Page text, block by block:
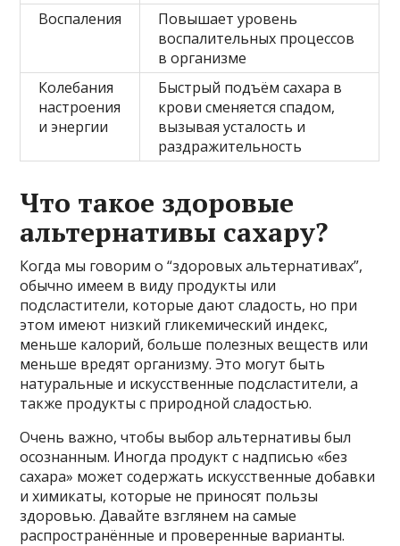
Воспаления
Повышает уровень
воспалительных процессов
в организме
Колебания
настроения
и энергии
Быстрый подъём сахара в
крови сменяется спадом,
вызывая усталость и
раздражительность
Что такое здоровые
альтернативы сахару?
Когда мы говорим о “здоровых альтернативах”,
обычно имеем в виду продукты или
подсластители, которые дают сладость, но при
этом имеют низкий гликемический индекс,
меньше калорий, больше полезных веществ или
меньше вредят организму. Это могут быть
натуральные и искусственные подсластители, а
также продукты с природной сладостью.
Очень важно, чтобы выбор альтернативы был
осознанным. Иногда продукт с надписью «без
сахара» может содержать искусственные добавки
и химикаты, которые не приносят пользы
здоровью. Давайте взглянем на самые
распространённые и проверенные варианты.